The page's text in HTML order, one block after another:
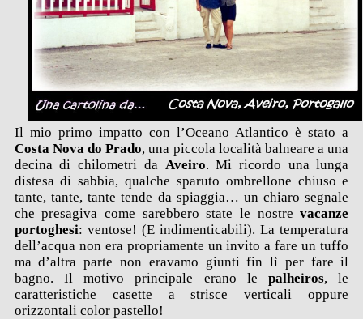
Il mio primo impatto con l’Oceano Atlantico è stato a
Costa Nova do Prado, una piccola località balneare a una
decina di chilometri da Aveiro. Mi ricordo una lunga
distesa di sabbia, qualche sparuto ombrellone chiuso e
tante, tante, tante tende da spiaggia… un chiaro segnale
che presagiva come sarebbero state le nostrevacanze
portoghesi: ventose! (E indimenticabili). La temperatura
dell’acqua non era propriamente un invito a fare un tuffo
ma d’altra parte non eravamo giunti fin lì per fare il
bagno. Il motivo principale erano lepalheiros, le
caratteristiche casette a strisce verticali oppure
orizzontali color pastello!